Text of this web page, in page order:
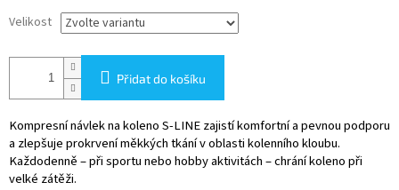
cena:
Velikost
Přidat do košíku
Kompresní návlek na koleno S-LINE zajistí komfortní a pevnou podporu
a zlepšuje prokrvení měkkých tkání v oblasti kolenního kloubu.
Každodenně – při sportu nebo hobby aktivitách – chrání koleno při
velké zátěži.